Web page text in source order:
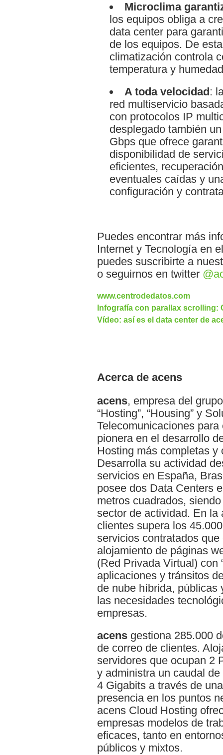
Microclima
los equipos obliga a
data center para
de los equipos. De
climatización controla
temperatura y
A toda velocidad :
red multiservicio
con protocolos IP
desplegado también
Gbps que ofrece
disponibilidad de
eficientes,
eventuales caídas y
configuración y
Puedes encontrar más
Internet y Tecnología en
puedes suscribirte a
o seguirnos en twitter
www.centrodedatos.com
Infografía con parallax scrolling:
Vídeo: así es el data center de
Acerca de acens
acens, empresa del
“Hosting”, “Housing” y
Telecomunicaciones
pionera en el desarrollo
Hosting más completas
Desarrolla su actividad
servicios en España,
posee dos Data Centers
metros cuadrados,
sector de actividad. En la
clientes supera los
servicios contratados
alojamiento de páginas
(Red Privada Virtual) con
aplicaciones y tránsitos
de nube híbrida, públicas
las necesidades
empresas.
acens gestiona 285.000
de correo de clientes.
servidores que ocupan 2
y administra un caudal
4 Gigabits a través de
presencia en los puntos
acens Cloud Hosting
empresas modelos de
eficaces, tanto en
públicos y mixtos.